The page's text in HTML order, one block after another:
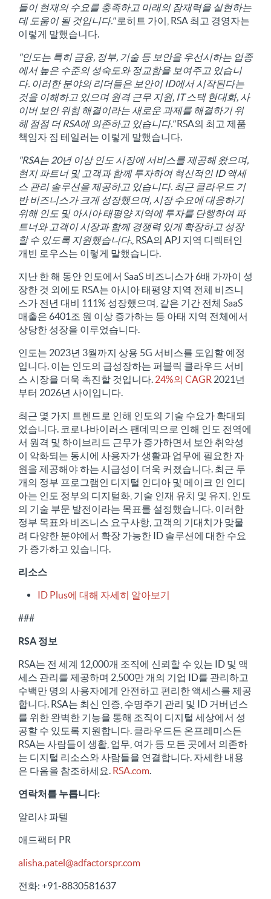
들이 현재의 수요를 충족하고 미래의 잠재력을 실현하는
데 도움이 될 것입니다."로히트 가이, RSA 최고 경영자는
이렇게 말했습니다.
"인도는 특히 금융, 정부, 기술 등 보안을 우선시하는 업종
에서 높은 수준의 성숙도와 정교함을 보여주고 있습니
다. 이러한 분야의 리더들은 보안이 ID에서 시작된다는
것을 이해하고 있으며 원격 근무 지원, IT 스택 현대화, 사
이버 보안 위험 해결이라는 새로운 과제를 해결하기 위
해 점점 더 RSA에 의존하고 있습니다."RSA의 최고 제품
책임자 짐 테일러는 이렇게 말했습니다.
"RSA는 20년 이상 인도 시장에 서비스를 제공해 왔으며,
현지 파트너 및 고객과 함께 투자하여 혁신적인 ID 액세
스 관리 솔루션을 제공하고 있습니다. 최근 클라우드 기
반 비즈니스가 크게 성장했으며, 시장 수요에 대응하기
위해 인도 및 아시아 태평양 지역에 투자를 단행하여 파
트너와 고객이 시장과 함께 경쟁력 있게 확장하고 성장
할 수 있도록 지원했습니다. , RSA의 APJ 지역 디렉터인
개빈 로우스는 이렇게 말했습니다.
지난 한 해 동안 인도에서 SaaS 비즈니스가 6배 가까이 성
장한 것 외에도 RSA는 아시아 태평양 지역 전체 비즈니
스가 전년 대비 111% 성장했으며, 같은 기간 전체 SaaS
매출은 6401조 원 이상 증가하는 등 아태 지역 전체에서
상당한 성장을 이루었습니다.
인도는 2023년 3월까지 상용 5G 서비스를 도입할 예정
입니다. 이는 인도의 급성장하는 퍼블릭 클라우드 서비
스 시장을 더욱 촉진할 것입니다. 24%의 CAGR 2021년
부터 2026년 사이입니다.
최근 몇 가지 트렌드로 인해 인도의 기술 수요가 확대되
었습니다. 코로나바이러스 팬데믹으로 인해 인도 전역에
서 원격 및 하이브리드 근무가 증가하면서 보안 취약성
이 악화되는 동시에 사용자가 생활과 업무에 필요한 자
원을 제공해야 하는 시급성이 더욱 커졌습니다. 최근 두
개의 정부 프로그램인 디지털 인디아 및 메이크 인 인디
아는 인도 정부의 디지털화, 기술 인재 유치 및 유지, 인도
의 기술 부문 발전이라는 목표를 설정했습니다. 이러한
정부 목표와 비즈니스 요구사항, 고객의 기대치가 맞물
려 다양한 분야에서 확장 가능한 ID 솔루션에 대한 수요
가 증가하고 있습니다.
리소스
ID Plus에 대해 자세히 알아보기
###
RSA 정보
RSA는 전 세계 12,000개 조직에 신뢰할 수 있는 ID 및 액
세스 관리를 제공하며 2,500만 개의 기업 ID를 관리하고
수백만 명의 사용자에게 안전하고 편리한 액세스를 제공
합니다. RSA는 최신 인증, 수명주기 관리 및 ID 거버넌스
를 위한 완벽한 기능을 통해 조직이 디지털 세상에서 성
공할 수 있도록 지원합니다. 클라우드든 온프레미스든
RSA는 사람들이 생활, 업무, 여가 등 모든 곳에서 의존하
는 디지털 리소스와 사람들을 연결합니다. 자세한 내용
은 다음을 참조하세요. RSA.com.
연락처를 누릅니다:
알리샤 파텔
애드팩터 PR
alisha.patel@adfactorspr.com
전화: +91-8830581637